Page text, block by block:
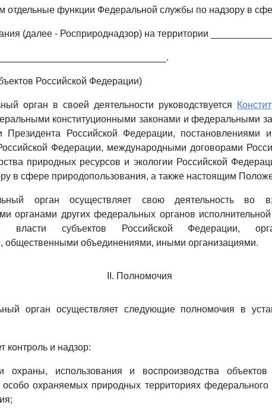
отдельные функции Федеральной службы по надзору в
(далее - Росприроднадзор) на территории
Российской Федерации)
орган в своей деятельности руководствуется
конституционными законами и федеральными
Президента Российской Федерации, постановлениями
Федерации, международными договорами
природных ресурсов и экологии Российской
в сфере природопользования, а также настоящим
орган осуществляет свою деятельность во
органами других федеральных органов
власти субъектов Российской Федерации,
общественными объединениями, иными организациями.
II. Полномочия
орган осуществляет следующие полномочия в
контроль и надзор:
охраны, использования и воспроизводства
охраняемых природных территориях федерального